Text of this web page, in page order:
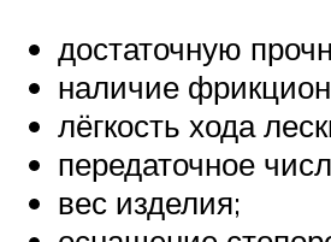
достаточную
наличие
лёгкость хода
передаточное
вес изделия;